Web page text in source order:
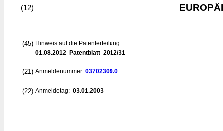
(12)
(45) Hinweis auf die Patenterteilung:
01.08.2012 Patentblatt 2012/31
(21) Anmeldenummer: 03702309.0
(22) Anmeldetag: 03.01.2003